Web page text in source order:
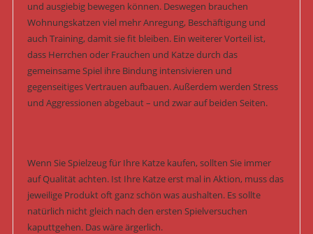
und ausgiebig bewegen können. Deswegen brauchen
Wohnungskatzen viel mehr Anregung, Beschäftigung und
auch Training, damit sie fit bleiben. Ein weiterer Vorteil ist,
dass Herrchen oder Frauchen und Katze durch das
gemeinsame Spiel ihre Bindung intensivieren und
gegenseitiges Vertrauen aufbauen. Außerdem werden Stress
und Aggressionen abgebaut – und zwar auf beiden Seiten.
Wenn Sie Spielzeug für Ihre Katze kaufen, sollten Sie immer
auf Qualität achten. Ist Ihre Katze erst mal in Aktion, muss das
jeweilige Produkt oft ganz schön was aushalten. Es sollte
natürlich nicht gleich nach den ersten Spielversuchen
kaputtgehen. Das wäre ärgerlich.